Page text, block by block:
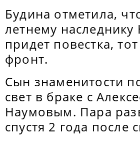
Будина отметила,
летнему наследнику
придет повестка,
фронт.
Сын знаменитости
свет в браке с
Наумовым. Пара
спустя 2 года после